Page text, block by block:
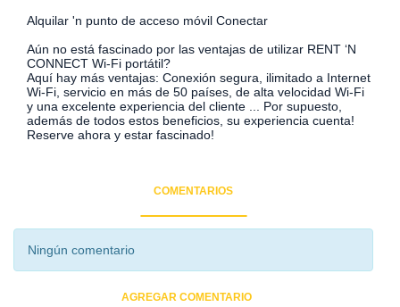
Alquilar 'n punto de acceso móvil Conectar
Aún no está fascinado por las ventajas de utilizar RENT ‘N
CONNECT Wi-Fi portátil?
Aquí hay más ventajas: Conexión segura, ilimitado a Internet
Wi-Fi, servicio en más de 50 países, de alta velocidad Wi-Fi
y una excelente experiencia del cliente ... Por supuesto,
además de todos estos beneficios, su experiencia cuenta!
Reserve ahora y estar fascinado!
COMENTARIOS
Ningún comentario
AGREGAR COMENTARIO